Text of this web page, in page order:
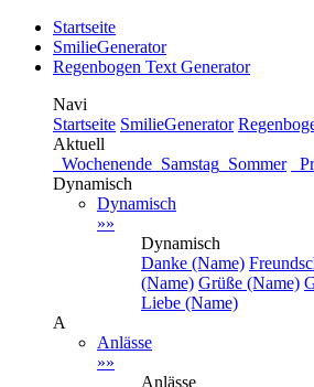
Startseite
SmilieGenerator
Regenbogen Text Generator
Navi
Startseite SmilieGenerator
Aktuell
Wochenende Samstag Sommer
Dynamisch
Dynamisch
»»
Dynamisch
Danke (Name)
(Name) Grüße (Name)
Liebe (Name)
A
Anlässe
»»
Anlässe